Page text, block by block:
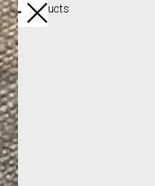
More products